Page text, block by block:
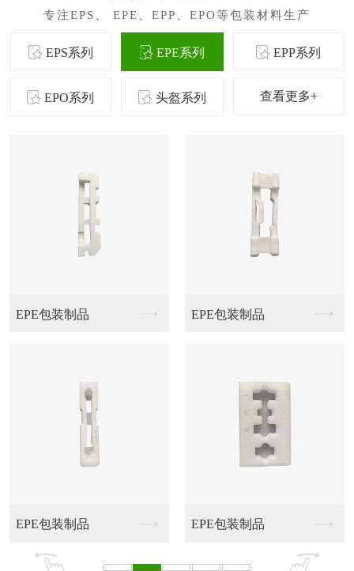
EPS系列 EPE系列 EPP系列
EPO系列 头盔系列 查看更多+
EPE包装制品 EPE包装制品
EPE包装制品 EPE包装制品